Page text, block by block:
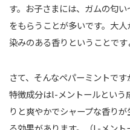
す。お子さまには、ガムの匂
をもらうことが多いです。大
染みのある香りということです
さて、そんなペパーミントで
特徴成分はl-メントールという
りと爽やかでシャープな香り